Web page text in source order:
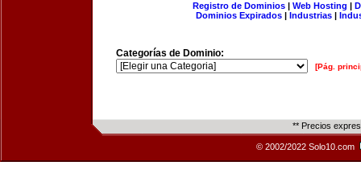
Registro de Dominios| Web Hosting |
Dominios Expirados | Industrias |
Categorías de Dominio:
[Pág.
** Precios
© 2002/2022 Solo10.com